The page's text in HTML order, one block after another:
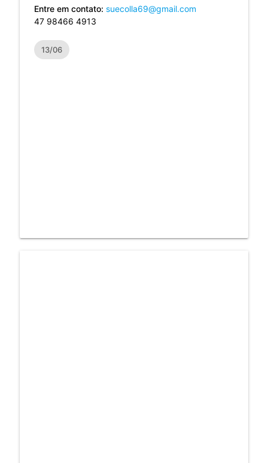
Entre em contato: suecolla69@gmail.com
47 98466 4913
13/06